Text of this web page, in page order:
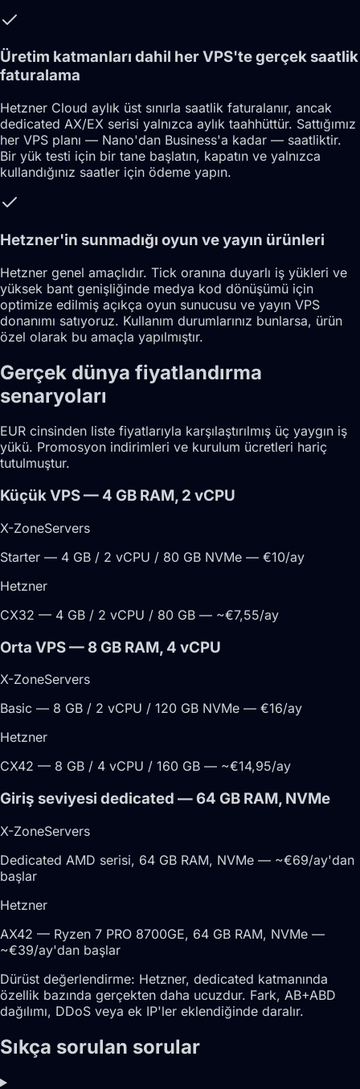
Üretim katmanları dahil her VPS'te gerçek saatlik
faturalama
Hetzner Cloud aylık üst sınırla saatlik faturalanır, ancak
dedicated AX/EX serisi yalnızca aylık taahhüttür. Sattığımız
her VPS planı — Nano'dan Business'a kadar — saatliktir.
Bir yük testi için bir tane başlatın, kapatın ve yalnızca
kullandığınız saatler için ödeme yapın.
Hetzner'in sunmadığı oyun ve yayın ürünleri
Hetzner genel amaçlıdır. Tick oranına duyarlı iş yükleri ve
yüksek bant genişliğinde medya kod dönüşümü için
optimize edilmiş açıkça oyun sunucusu ve yayın VPS
donanımı satıyoruz. Kullanım durumlarınız bunlarsa, ürün
özel olarak bu amaçla yapılmıştır.
Gerçek dünya fiyatlandırma
senaryoları
EUR cinsinden liste fiyatlarıyla karşılaştırılmış üç yaygın iş
yükü. Promosyon indirimleri ve kurulum ücretleri hariç
tutulmuştur.
Küçük VPS — 4 GB RAM, 2 vCPU
X-ZoneServers
Starter — 4 GB / 2 vCPU / 80 GB NVMe — €10/ay
Hetzner
CX32 — 4 GB / 2 vCPU / 80 GB — ~€7,55/ay
Orta VPS — 8 GB RAM, 4 vCPU
X-ZoneServers
Basic — 8 GB / 2 vCPU / 120 GB NVMe — €16/ay
Hetzner
CX42 — 8 GB / 4 vCPU / 160 GB — ~€14,95/ay
Giriş seviyesi dedicated — 64 GB RAM, NVMe
X-ZoneServers
Dedicated AMD serisi, 64 GB RAM, NVMe — ~€69/ay'dan
başlar
Hetzner
AX42 — Ryzen 7 PRO 8700GE, 64 GB RAM, NVMe —
~€39/ay'dan başlar
Dürüst değerlendirme: Hetzner, dedicated katmanında
özellik bazında gerçekten daha ucuzdur. Fark, AB+ABD
dağılımı, DDoS veya ek IP'ler eklendiğinde daralır.
Sıkça sorulan sorular